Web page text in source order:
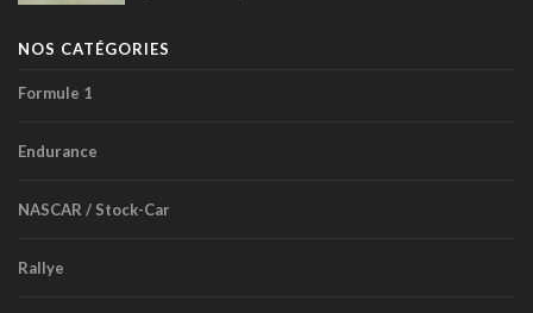
NOS CATÉGORIES
Formule 1
Endurance
NASCAR / Stock-Car
Rallye